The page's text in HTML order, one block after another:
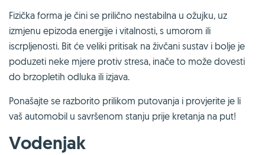
Fizička forma je čini se prilično nestabilna u ožujku, uz
izmjenu epizoda energije i vitalnosti, s umorom ili
iscrpljenosti. Bit će veliki pritisak na živčani sustav i bolje je
poduzeti neke mjere protiv stresa, inače to može dovesti
do brzopletih odluka ili izjava.
Ponašajte se razborito prilikom putovanja i provjerite je li
vaš automobil u savršenom stanju prije kretanja na put!
Vodenjak